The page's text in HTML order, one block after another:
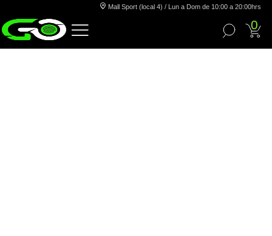
Mall Sport (local 4) / Lun a Dom de 10:00 a 20:00hrs
0